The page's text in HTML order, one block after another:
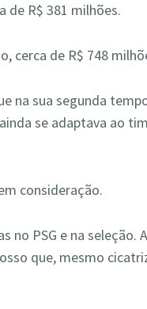
de R$ 381 milhões.
cerca de R$ 748
na sua segunda
se adaptava ao
consideração.
no PSG e na seleção.
que, mesmo